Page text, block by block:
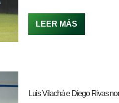
LEER MÁS
Luis Vilachá e Diego Rivas